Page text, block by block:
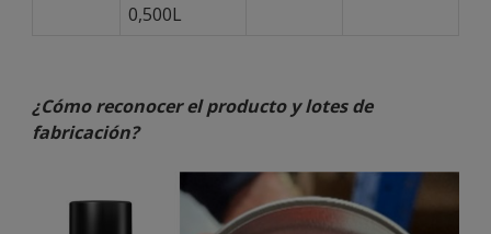
0,500L
¿Cómo reconocer el producto y lotes de
fabricación?